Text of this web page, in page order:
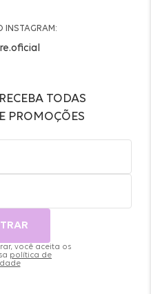
INSTAGRAM:
TODAS
PROMOÇÕES
você aceita os
política de